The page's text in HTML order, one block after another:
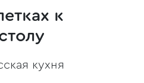
к
кухня